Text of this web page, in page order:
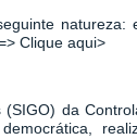
natureza:
Clique aqui>
da